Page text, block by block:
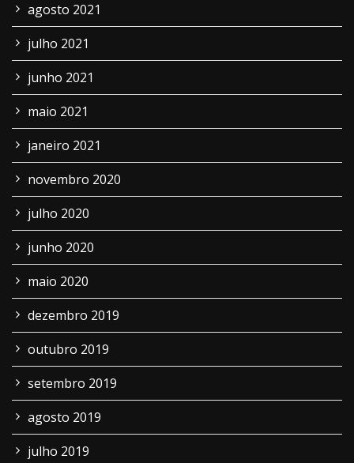
agosto 2021
julho 2021
junho 2021
maio 2021
janeiro 2021
novembro 2020
julho 2020
junho 2020
maio 2020
dezembro 2019
outubro 2019
setembro 2019
agosto 2019
julho 2019